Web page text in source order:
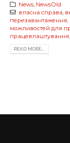
News, NewsOld
власна справа
перезавантаження
можливостей для
працевлаштування
READ MORE...